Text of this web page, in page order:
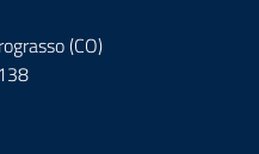
(CO)